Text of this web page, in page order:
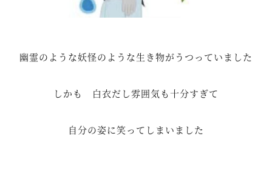
幽霊のような妖怪のような生き物がうつっていました
しかも 白衣だし雰囲気も十分すぎて
自分の姿に笑ってしまいました